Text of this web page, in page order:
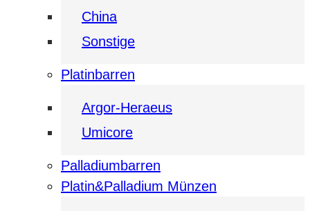
China
Sonstige
Platinbarren
Argor-Heraeus
Umicore
Palladiumbarren
Platin&Palladium Münzen